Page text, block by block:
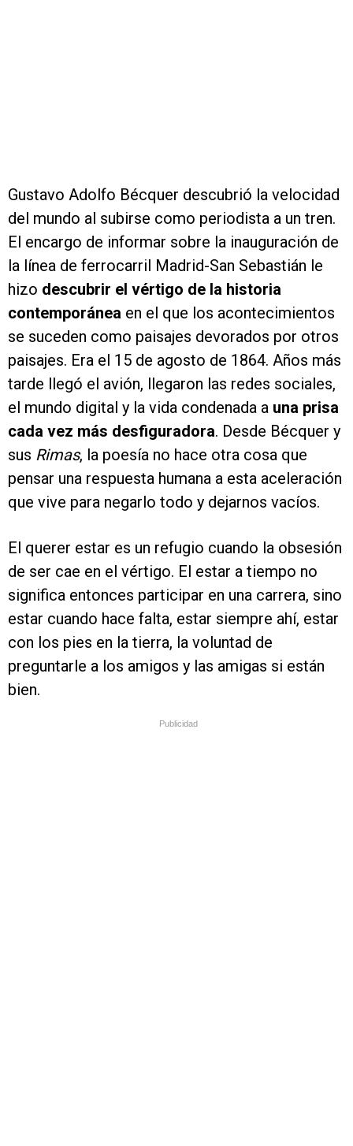
Gustavo Adolfo Bécquer descubrió la velocidad
del mundo al subirse como periodista a un tren.
El encargo de informar sobre la inauguración de
la línea de ferrocarril Madrid-San Sebastián le
hizo descubrir el vértigo de la historia
contemporánea en el que los acontecimientos
se suceden como paisajes devorados por otros
paisajes. Era el 15 de agosto de 1864. Años más
tarde llegó el avión, llegaron las redes sociales,
el mundo digital y la vida condenada a una prisa
cada vez más desfiguradora. Desde Bécquer y
sus Rimas, la poesía no hace otra cosa que
pensar una respuesta humana a esta aceleración
que vive para negarlo todo y dejarnos vacíos.
El querer estar es un refugio cuando la obsesión
de ser cae en el vértigo. El estar a tiempo no
significa entonces participar en una carrera, sino
estar cuando hace falta, estar siempre ahí, estar
con los pies en la tierra, la voluntad de
preguntarle a los amigos y las amigas si están
bien.
Publicidad